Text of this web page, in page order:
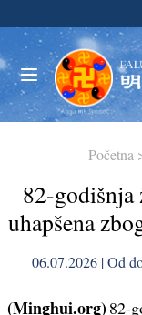
Početna
82-godišnja
uhapšena
06.07.2026 | Od
(Minghui.org)82-